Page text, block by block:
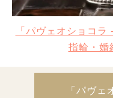
「パヴェオショコ
指輪・婚
「パヴ